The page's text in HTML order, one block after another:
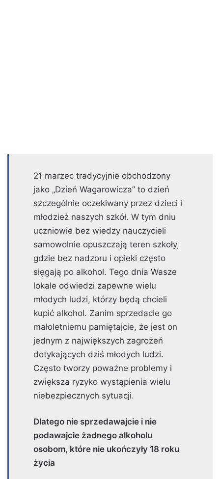
21 marzec tradycyjnie obchodzony
jako „Dzień Wagarowicza” to dzień
szczególnie oczekiwany przez dzieci i
młodzież naszych szkół. W tym dniu
uczniowie bez wiedzy nauczycieli
samowolnie opuszczają teren szkoły,
gdzie bez nadzoru i opieki często
sięgają po alkohol. Tego dnia Wasze
lokale odwiedzi zapewne wielu
młodych ludzi, którzy będą chcieli
kupić alkohol. Zanim sprzedacie go
małoletniemu pamiętajcie, że jest on
jednym z największych zagrożeń
dotykających dziś młodych ludzi.
Często tworzy poważne problemy i
zwiększa ryzyko wystąpienia wielu
niebezpiecznych sytuacji.
Dlatego nie sprzedawajcie i nie
podawajcie żadnego alkoholu
osobom, które nie ukończyły 18 roku
życia